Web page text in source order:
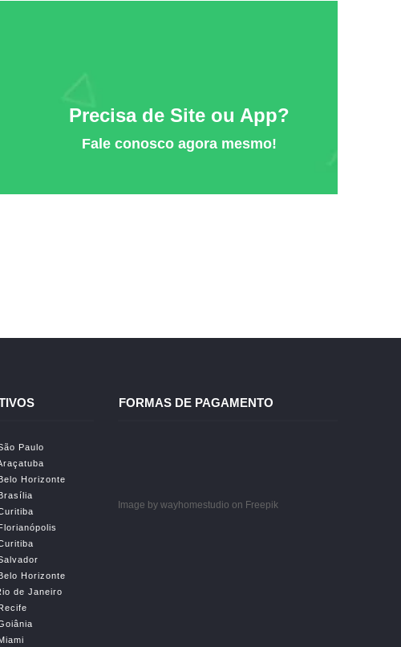
Precisa de Site ou App?
Fale conosco agora mesmo!
Paulo
Horizonte
Horizonte
de Janeiro
FORMAS DE PAGAMENTO
Image by wayhomestudio on Freepik